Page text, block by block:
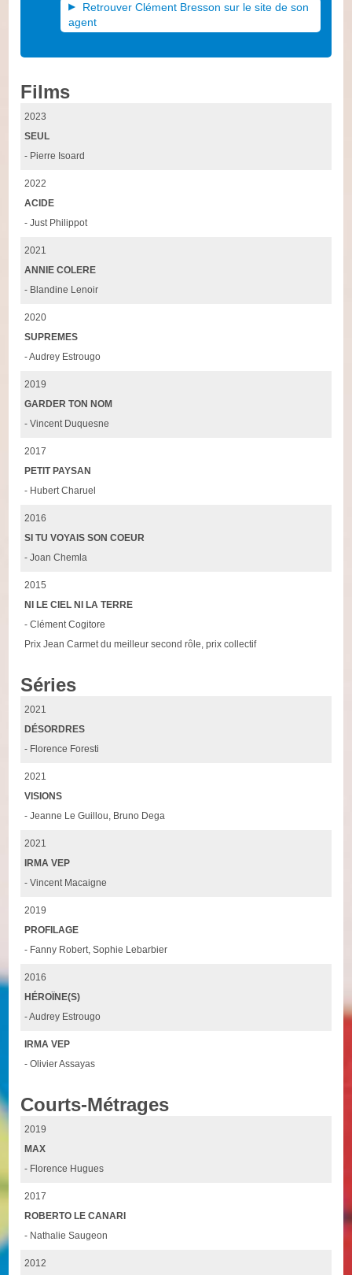
Retrouver Clément Bresson sur le site de son
agent
Films
2023
SEUL
- Pierre Isoard
2022
ACIDE
- Just Philippot
2021
ANNIE COLERE
- Blandine Lenoir
2020
SUPREMES
- Audrey Estrougo
2019
GARDER TON NOM
- Vincent Duquesne
2017
PETIT PAYSAN
- Hubert Charuel
2016
SI TU VOYAIS SON COEUR
- Joan Chemla
2015
NI LE CIEL NI LA TERRE
- Clément Cogitore
Prix Jean Carmet du meilleur second rôle, prix collectif
Séries
2021
DÉSORDRES
- Florence Foresti
2021
VISIONS
- Jeanne Le Guillou, Bruno Dega
2021
IRMA VEP
- Vincent Macaigne
2019
PROFILAGE
- Fanny Robert, Sophie Lebarbier
2016
HÉROÏNE(S)
- Audrey Estrougo
IRMA VEP
- Olivier Assayas
Courts-Métrages
2019
MAX
- Florence Hugues
2017
ROBERTO LE CANARI
- Nathalie Saugeon
2012